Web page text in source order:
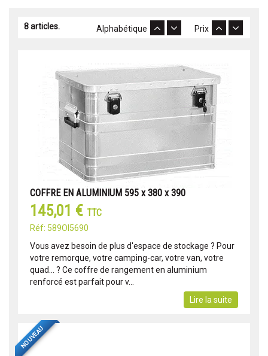
8 articles. Prix
Alphabétique
COFFRE EN ALUMINIUM 595 x 380 x 390
145,01 € TTC
Réf: 589OI5690
Vous avez besoin de plus d'espace de stockage ? Pour
votre remorque, votre camping-car, votre van, votre
quad... ? Ce coffre de rangement en aluminium
renforcé est parfait pour v...
Lire la suite
NOUVEAU